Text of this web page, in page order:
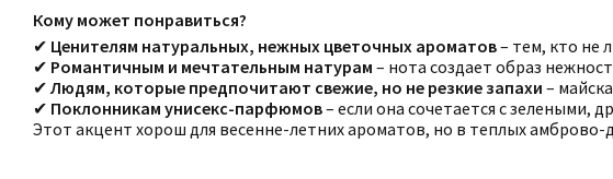
Кому может понравиться?
✔ Ценителям натуральных, нежных цветочных ароматов– тем, кто не
✔ Романтичным и мечтательным натурам – нота создает образ
✔ Людям, которые предпочитают свежие, но не резкие запахи –
✔ Поклонникам унисекс-парфюмов– если она сочетается с
Этот акцент хорош для весенне-летних ароматов, но в теплых